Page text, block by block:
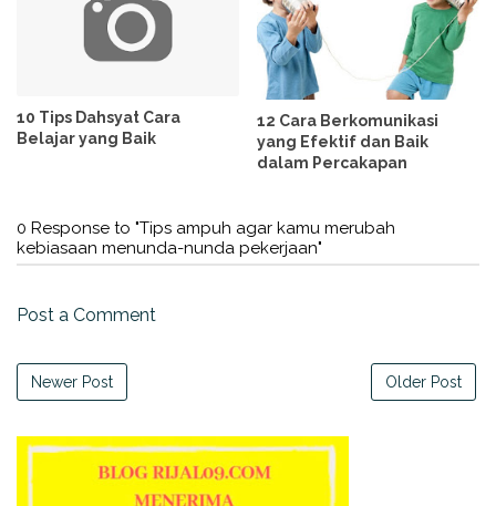
10 Tips Dahsyat Cara
Belajar yang Baik
12 Cara Berkomunikasi
yang Efektif dan Baik
dalam Percakapan
0 Response to "Tips ampuh agar kamu merubah
kebiasaan menunda-nunda pekerjaan"
Post a Comment
Newer Post Older Post